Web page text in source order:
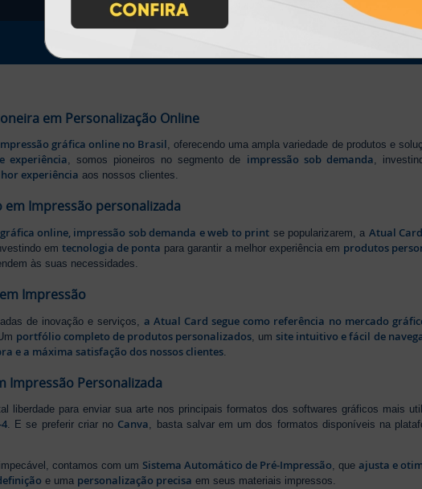
IMPRA INDUSTRIA GRAFICA LTDA | CNPJ:
em Personalização Online
gráfica online no Brasil, oferecendo uma ampla variedade de produtos e
experiência, somos pioneiros no segmento de impressão sob demanda,
experiência aos nossos clientes.
Impressão personalizada
gráfica online, impressão sob demanda e web to print se popularizarem, a Atual
em tecnologia de ponta para garantir a melhor experiência em produtos
às suas necessidades.
Impressão
de inovação e serviços,a Atual Card segue como referência no mercado
portfólio completo de produtos personalizados , um site intuitivo e fácil de
e a máxima satisfação dos nossos clientes
Impressão Personalizada
liberdade para enviar sua arte nos principais formatos dos softwares gráficos mais
. E se preferir criar no Canva, basta salvar em um dos formatos disponíveis na
contamos com um Sistema Automático de Pré-Impressão, queajusta e
e uma personalização precisa em seus materiais impressos.